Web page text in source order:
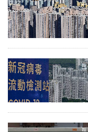
題
投
資
樓
市
理
商